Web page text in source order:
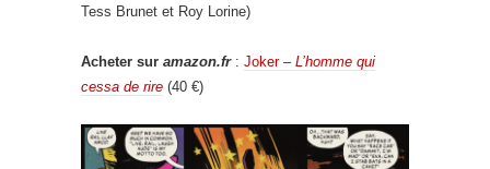
Tess Brunet et Roy Lorine)
Acheter sur amazon.fr: Joker – L’homme qui
cessa de rire (40 €)